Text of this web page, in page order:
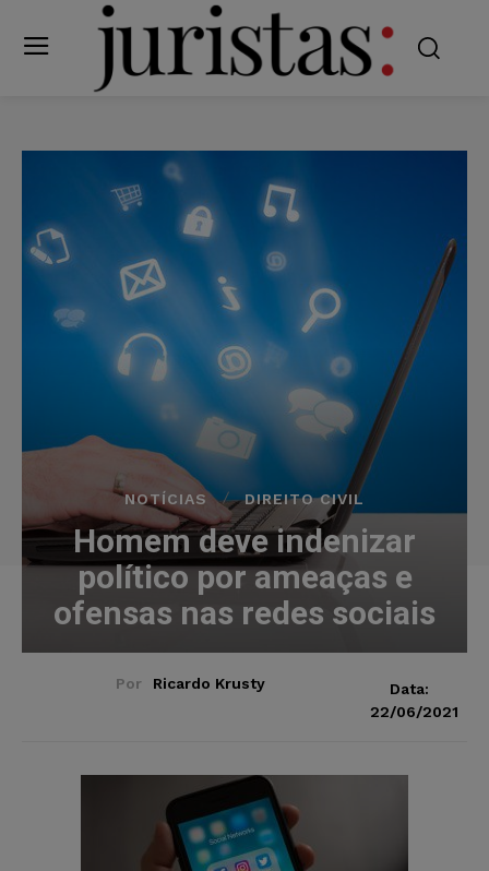
NOTÍCIAS DIREITO CIVIL
Homem deve indenizar
político por ameaças e
ofensas nas redes sociais
Por Ricardo Krusty
Data:
22/06/2021